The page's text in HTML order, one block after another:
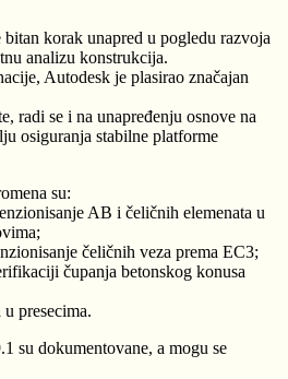
korak unapred u pogledu razvoja
analizu konstrukcija.
Autodesk je plasirao značajan
radi se i na unapređenju osnove na
osiguranja stabilne platforme
su:
AB i čeličnih elemenata u
čeličnih veza prema EC3;
čupanja betonskog konusa
presecima.
su dokumentovane, a mogu se